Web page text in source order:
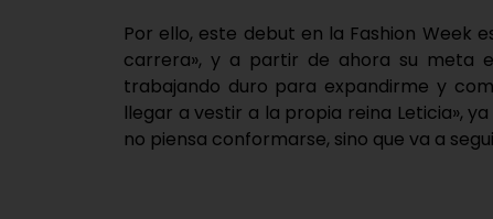
Por ello, este debut en la Fashion Week
carrera», y a partir de ahora su meta
trabajando duro para expandirme y
llegar a vestir a la propia reina Leticia»,
no piensa conformarse, sino que va a